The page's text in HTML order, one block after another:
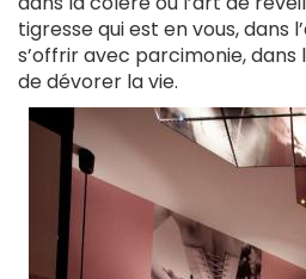
tigresse qui est en vous, dans
s’offrir avec parcimonie, dans
de dévorer la vie.